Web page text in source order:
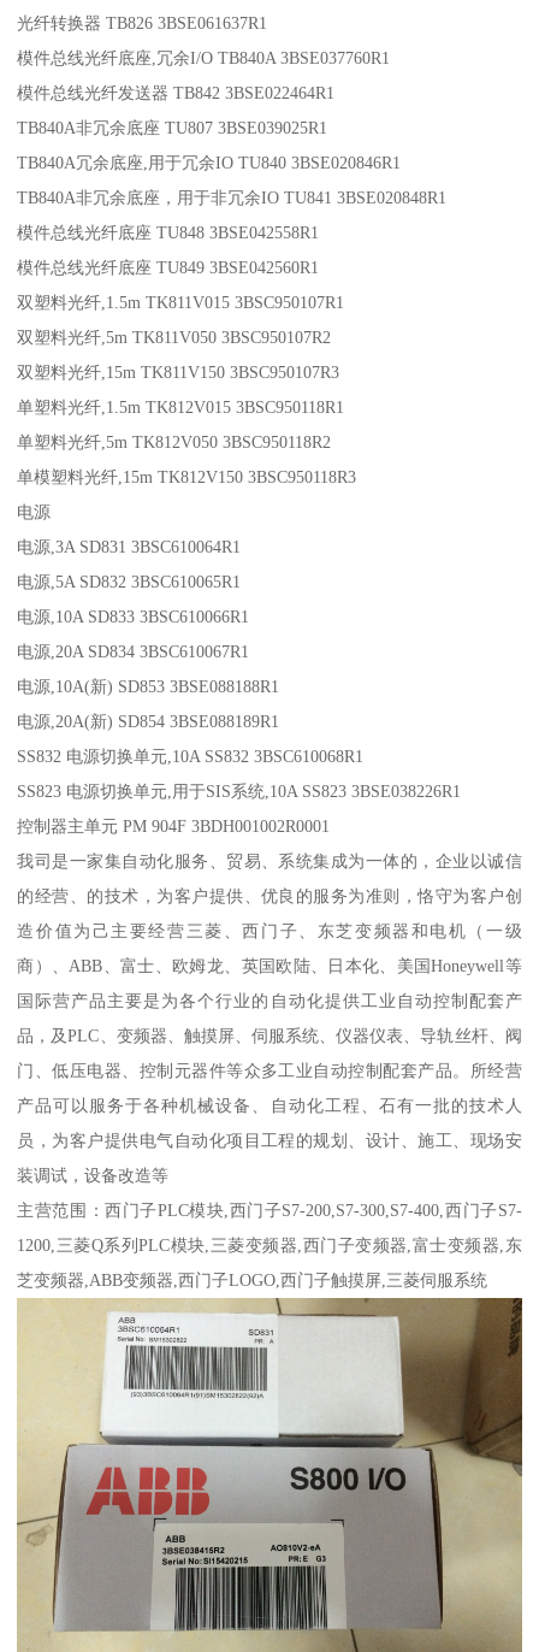
光纤转换器 TB826 3BSE061637R1
模件总线光纤底座,冗余I/O TB840A 3BSE037760R1
模件总线光纤发送器 TB842 3BSE022464R1
TB840A非冗余底座 TU807 3BSE039025R1
TB840A冗余底座,用于冗余IO TU840 3BSE020846R1
TB840A非冗余底座，用于非冗余IO TU841 3BSE020848R1
模件总线光纤底座 TU848 3BSE042558R1
模件总线光纤底座 TU849 3BSE042560R1
双塑料光纤,1.5m TK811V015 3BSC950107R1
双塑料光纤,5m TK811V050 3BSC950107R2
双塑料光纤,15m TK811V150 3BSC950107R3
单塑料光纤,1.5m TK812V015 3BSC950118R1
单塑料光纤,5m TK812V050 3BSC950118R2
单模塑料光纤,15m TK812V150 3BSC950118R3
电源
电源,3A SD831 3BSC610064R1
电源,5A SD832 3BSC610065R1
电源,10A SD833 3BSC610066R1
电源,20A SD834 3BSC610067R1
电源,10A(新) SD853 3BSE088188R1
电源,20A(新) SD854 3BSE088189R1
SS832 电源切换单元,10A SS832 3BSC610068R1
SS823 电源切换单元,用于SIS系统,10A SS823 3BSE038226R1
控制器主单元 PM 904F 3BDH001002R0001
我司是一家集自动化服务、贸易、系统集成为一体的，企业以诚信
的经营、的技术，为客户提供、优良的服务为准则，恪守为客户创
造价值为己主要经营三菱、西门子、东芝变频器和电机（一级
商）、ABB、富士、欧姆龙、英国欧陆、日本化、美国Honeywell等
国际营产品主要是为各个行业的自动化提供工业自动控制配套产
品，及PLC、变频器、触摸屏、伺服系统、仪器仪表、导轨丝杆、阀
门、低压电器、控制元器件等众多工业自动控制配套产品。所经营
产品可以服务于各种机械设备、自动化工程、石有一批的技术人
员，为客户提供电气自动化项目工程的规划、设计、施工、现场安
装调试，设备改造等
主营范围：西门子PLC模块,西门子S7-200,S7-300,S7-400,西门子S7-
1200,三菱Q系列PLC模块,三菱变频器,西门子变频器,富士变频器,东
芝变频器,ABB变频器,西门子LOGO,西门子触摸屏,三菱伺服系统